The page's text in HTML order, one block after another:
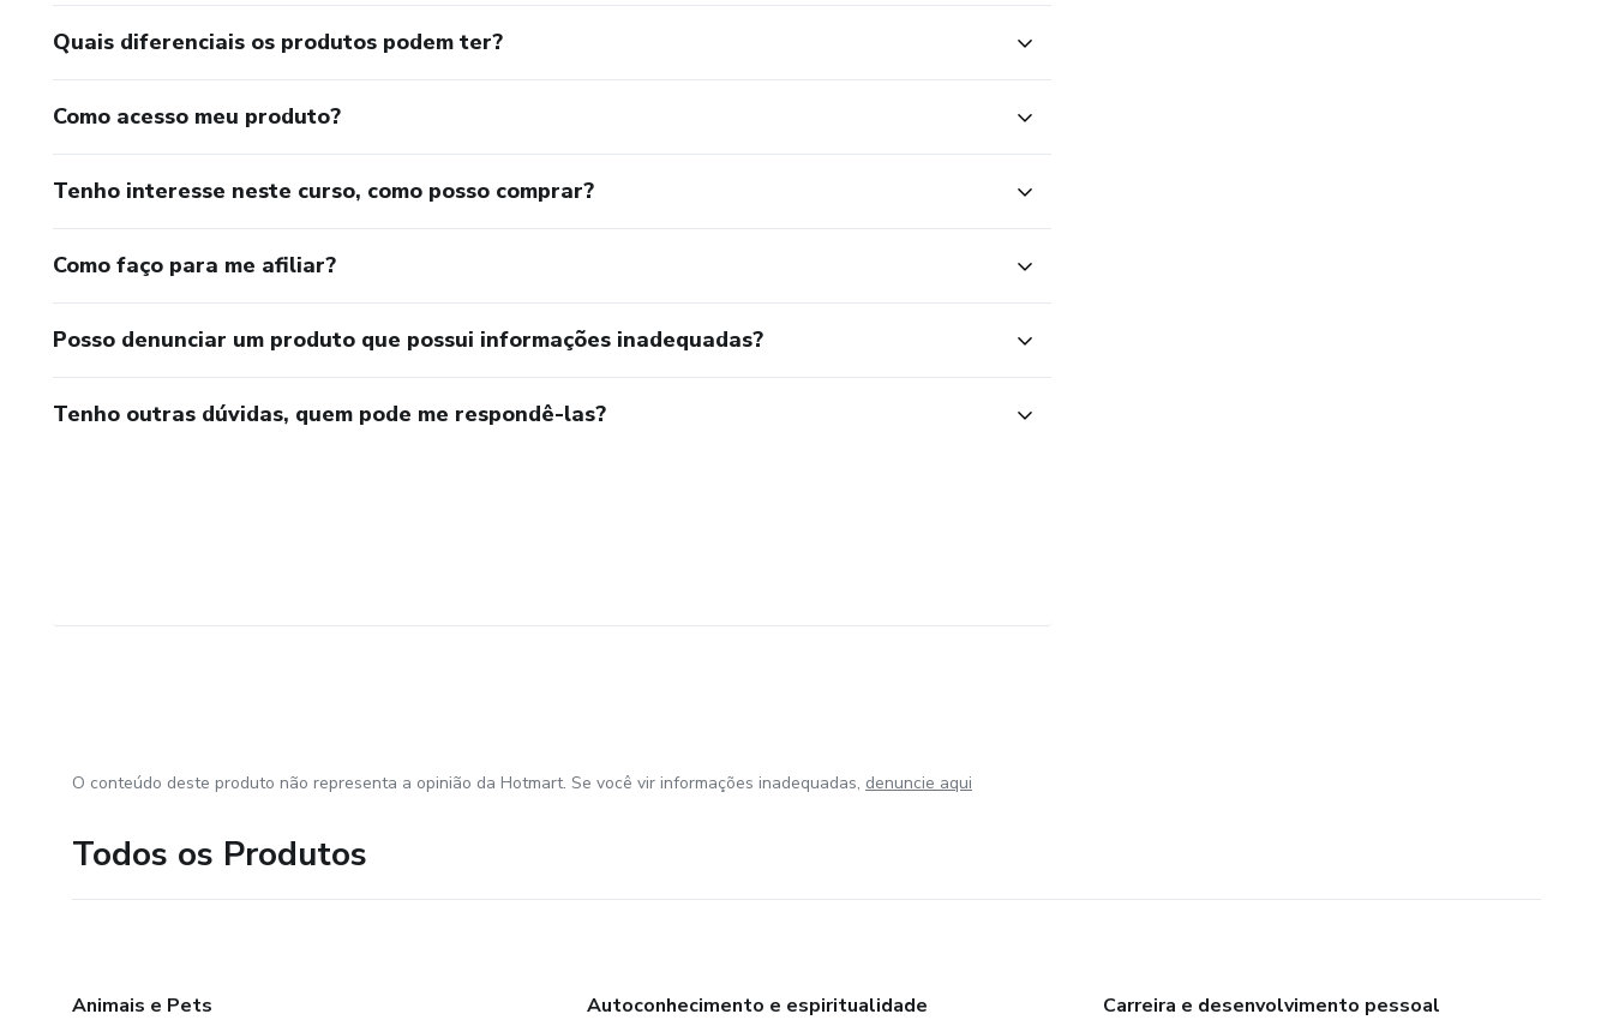
Quais diferenciais os produtos podem ter?
Como acesso meu produto?
Tenho interesse neste curso, como posso comprar?
Como faço para me afiliar?
Posso denunciar um produto que possui informações inadequadas?
Tenho outras dúvidas, quem pode me respondê-las?
O conteúdo deste produto não representa a opinião da Hotmart. Se você vir informações inadequadas, denuncie aqui
Todos os Produtos
Animais e Pets
Autoconhecimento e espiritualidade
Carreira e desenvolvimento pessoal